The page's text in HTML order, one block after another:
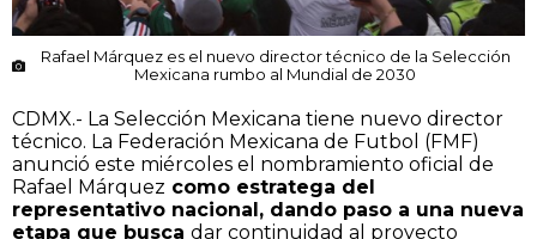
Rafael Márquez es el nuevo director técnico de la Selección
Mexicana rumbo al Mundial de 2030
CDMX.- La Selección Mexicana tiene nuevo director
técnico. La Federación Mexicana de Futbol (FMF)
anunció este miércoles el nombramiento oficial de
Rafael Márquez como estratega del
representativo nacional, dando paso a una nueva
etapa que busca dar continuidad al proyecto